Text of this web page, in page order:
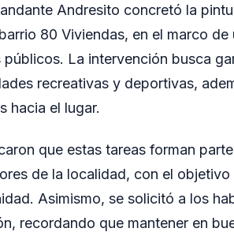
Andresito concretó la
80 Viviendas, en el marco
La intervención busca
recreativas y deportivas,
hacia el lugar.
que estas tareas forman
de la localidad, con el
Asimismo, se solicitó a los
recordando que mantener en